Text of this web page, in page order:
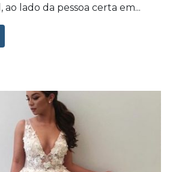
ao lado da pessoa certa em...